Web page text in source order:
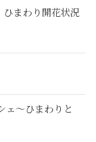
まわり開花状況
ェ～ひまわりと